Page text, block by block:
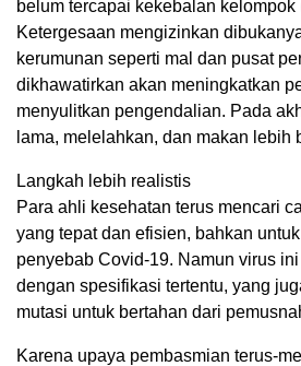
belum tercapai kekebalan kelompok
Ketergesaan mengizinkan
kerumunan seperti mal dan pusat
dikhawatirkan akan meningkatkan
menyulitkan pengendalian. Pada
lama, melelahkan, dan makan lebih
Langkah lebih realistis
Para ahli kesehatan terus mencari
yang tepat dan efisien, bahkan
penyebab Covid-19. Namun virus
dengan spesifikasi tertentu, yang
mutasi untuk bertahan dari
Karena upaya pembasmian terus-